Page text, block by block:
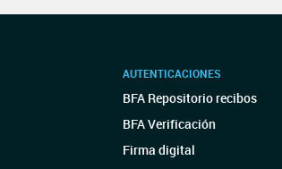
AUTENTICACIONES
BFA Repositorio recibos
BFA Verificación
Firma digital